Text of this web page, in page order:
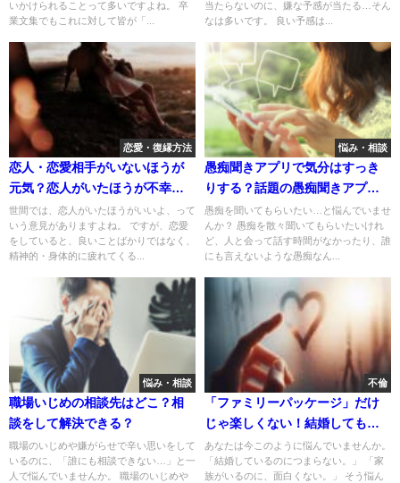
いかけられることって多いですよね。 卒
業文集でもこれに対して皆が「...
当たらないのに、嫌な予感が当たる…そん
なは多いです。 良い予感は...
恋愛・復縁方法
恋人・恋愛相手がいないほうが
元気？恋人がいたほうが不幸に
感じる理由
世間では、恋人がいたほうがいいよ、って
いう意見がありますよね。 ですが、恋愛
をしていると、良いことばかりではなく、
精神的・身体的に疲れてくる...
悩み・相談
愚痴聞きアプリで気分はすっき
りする？話題の愚痴聞きアプリ3
選。
愚痴を聞いてもらいたい…と悩んでいませ
んか？ 愚痴を散々聞いてもらいたいけれ
ど、人と会って話す時間がなかったり、誰
にも言えないような愚痴なん...
悩み・相談
職場いじめの相談先はどこ？相
談をして解決できる？
職場のいじめや嫌がらせで辛い思いをして
いるのに、「誰にも相談できない…」と一
人で悩んでいませんか。 職場のいじめや
不倫
「ファミリーパッケージ」だけ
じゃ楽しくない！結婚しても満
たされない理由
あなたは今このように悩んでいませんか。
「結婚しているのにつまらない。」 「家
族がいるのに、面白くない。」 そう悩ん